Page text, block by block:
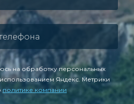
на обработку персональных
Яндекс. Метрики
политике компании